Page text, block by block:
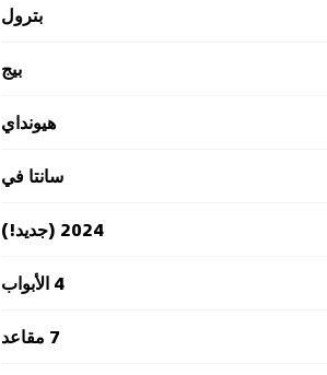
بترول
بيج
هيونداي
سانتا في
2024 (جديد!)
4 الأبواب
7 مقاعد